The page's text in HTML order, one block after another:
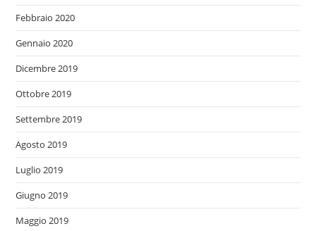
Febbraio 2020
Gennaio 2020
Dicembre 2019
Ottobre 2019
Settembre 2019
Agosto 2019
Luglio 2019
Giugno 2019
Maggio 2019